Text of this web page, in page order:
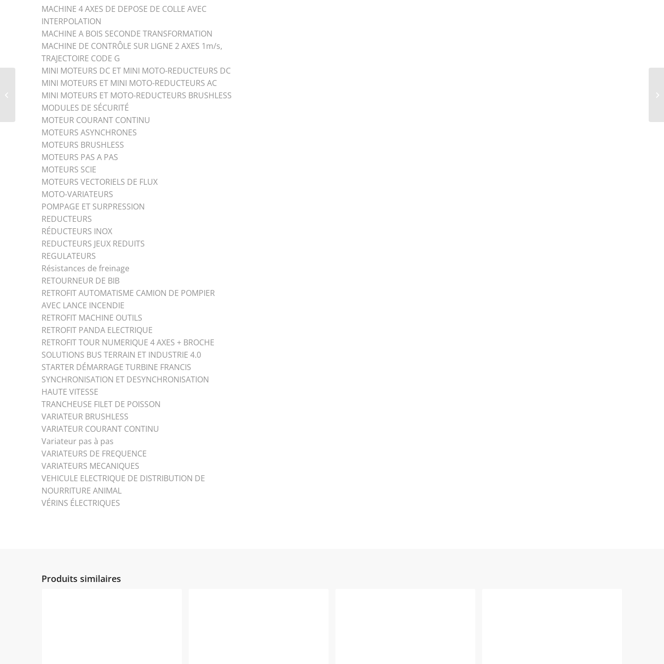
MACHINE 4 AXES DE DEPOSE DE COLLE AVEC
INTERPOLATION
MACHINE A BOIS SECONDE TRANSFORMATION
MACHINE DE CONTRÔLE SUR LIGNE 2 AXES 1m/s,
TRAJECTOIRE CODE G
MINI MOTEURS DC ET MINI MOTO-REDUCTEURS DC
MINI MOTEURS ET MINI MOTO-REDUCTEURS AC
MINI MOTEURS ET MOTO-REDUCTEURS BRUSHLESS
MODULES DE SÉCURITÉ
MOTEUR COURANT CONTINU
MOTEURS ASYNCHRONES
MOTEURS BRUSHLESS
MOTEURS PAS A PAS
MOTEURS SCIE
MOTEURS VECTORIELS DE FLUX
MOTO-VARIATEURS
POMPAGE ET SURPRESSION
REDUCTEURS
RÉDUCTEURS INOX
REDUCTEURS JEUX REDUITS
REGULATEURS
Résistances de freinage
RETOURNEUR DE BIB
RETROFIT AUTOMATISME CAMION DE POMPIER
AVEC LANCE INCENDIE
RETROFIT MACHINE OUTILS
RETROFIT PANDA ELECTRIQUE
RETROFIT TOUR NUMERIQUE 4 AXES + BROCHE
SOLUTIONS BUS TERRAIN ET INDUSTRIE 4.0
STARTER DÉMARRAGE TURBINE FRANCIS
SYNCHRONISATION ET DESYNCHRONISATION
HAUTE VITESSE
TRANCHEUSE FILET DE POISSON
VARIATEUR BRUSHLESS
VARIATEUR COURANT CONTINU
Variateur pas à pas
VARIATEURS DE FREQUENCE
VARIATEURS MECANIQUES
VEHICULE ELECTRIQUE DE DISTRIBUTION DE
NOURRITURE ANIMAL
VÉRINS ÉLECTRIQUES
Produits similaires
MOTEUR COUPLE
BRUSHLESS MULTI